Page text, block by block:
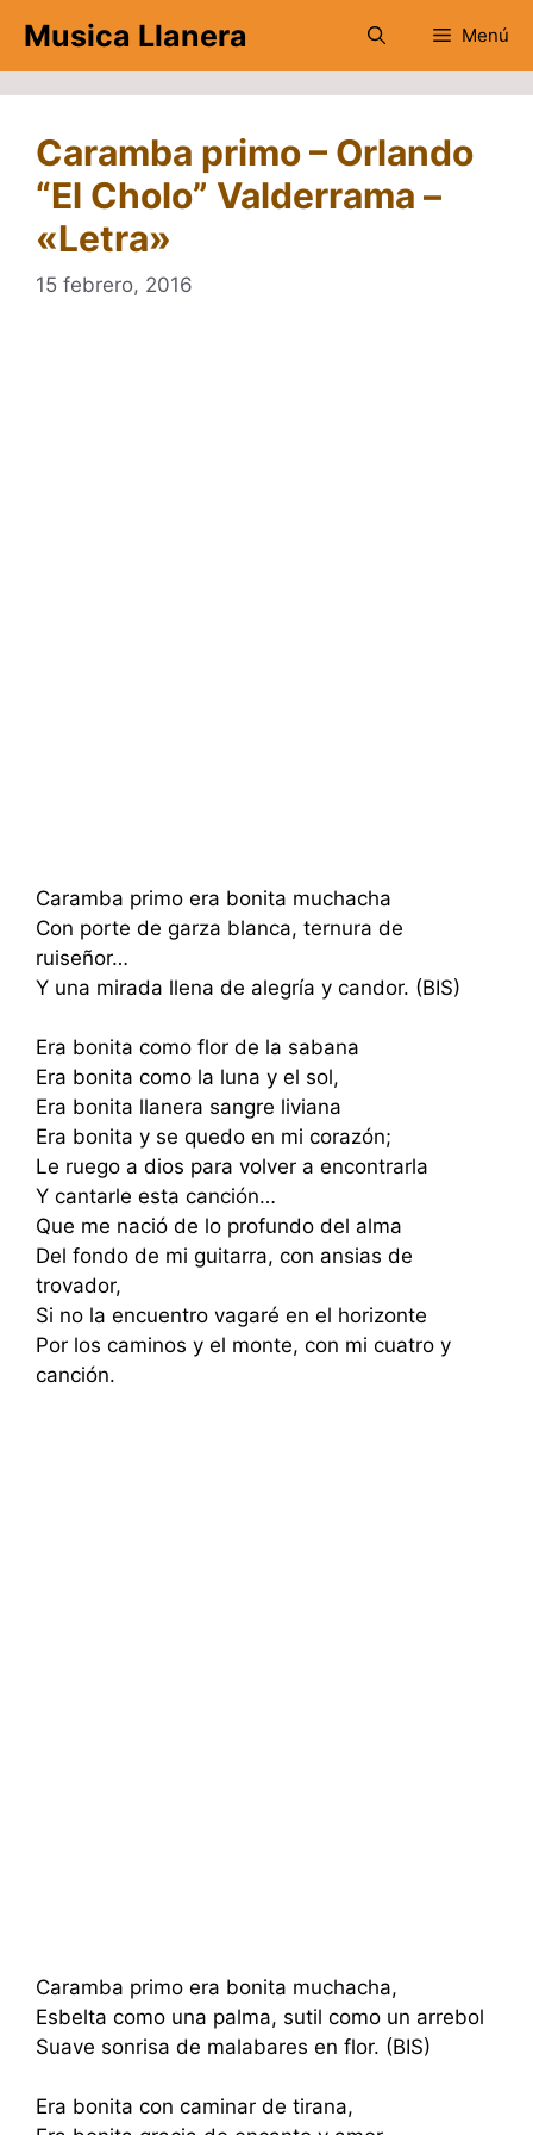
contenido
Musica Llanera Menú
Caramba primo – Orlando
“El Cholo” Valderrama –
«Letra»
15 febrero, 2016
Caramba primo era bonita muchacha
Con porte de garza blanca, ternura de
ruiseñor…
Y una mirada llena de alegría y candor. (BIS)
Era bonita como flor de la sabana
Era bonita como la luna y el sol,
Era bonita llanera sangre liviana
Era bonita y se quedo en mi corazón;
Le ruego a dios para volver a encontrarla
Y cantarle esta canción…
Que me nació de lo profundo del alma
Del fondo de mi guitarra, con ansias de
trovador,
Si no la encuentro vagaré en el horizonte
Por los caminos y el monte, con mi cuatro y
canción.
Caramba primo era bonita muchacha,
Esbelta como una palma, sutil como un arrebol
Suave sonrisa de malabares en flor. (BIS)
Era bonita con caminar de tirana,